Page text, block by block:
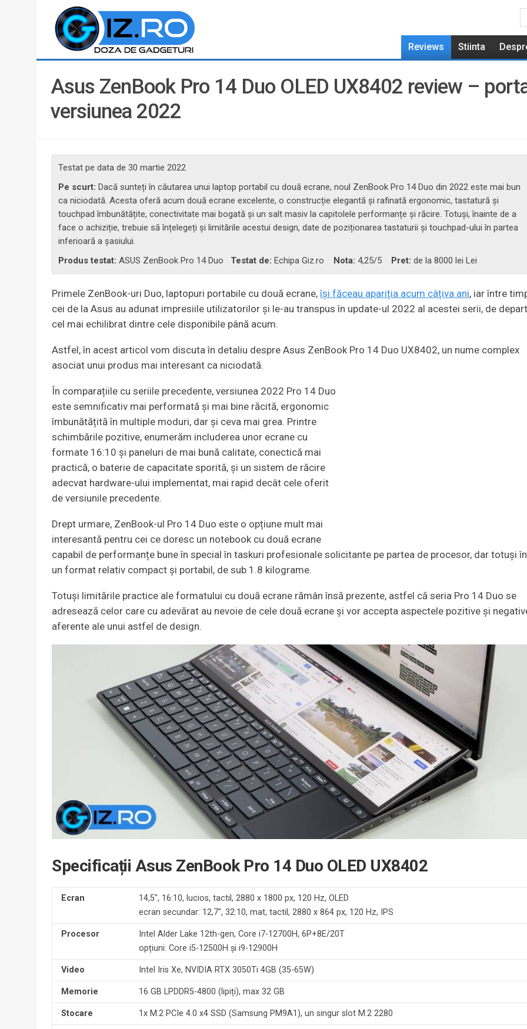
Reviews Stiinta
Asus ZenBook Pro 14 Duo OLED UX8402 review –
versiunea 2022
Testat pe data de30 martie 2022
Pe scurt:Dacă sunteți în căutarea unui laptop portabil cu două ecrane, noul ZenBook Pro 14 Duo din 2022 este mai bun
ca niciodată. Acesta oferă acum două ecrane excelente, o construcție elegantă și rafinată ergonomic, tastatură și
touchpad îmbunătățite, conectivitate mai bogată și un salt masiv la capitolele performanțe și răcire. Totuși, înainte de a
face o achiziție, trebuie să înțelegeți și limitările acestui design, date de poziționarea tastaturii și touchpad-ului în partea
inferioară a șasiului.
Produs testat:ASUS ZenBook Pro 14 Duo Testat de: Echipa Giz.ro Nota: 4,25/5 Pret: de la 8000 lei Lei
Primele ZenBook-uri Duo, laptopuri portabile cu două ecrane,își făceau apariția acum câțiva ani, iar între
cei de la Asus au adunat impresiile utilizatorilor și le-au transpus în update-ul 2022 al acestei serii, de
cel mai echilibrat dintre cele disponibile până acum.
Astfel, în acest articol vom discuta în detaliu despre Asus ZenBook Pro 14 Duo UX8402, un nume complex
asociat unui produs mai interesant ca niciodată.
În comparațiile cu seriile precedente, versiunea 2022 Pro 14 Duo
este semnificativ mai performată și mai bine răcită, ergonomic
îmbunătățită în multiple moduri, dar și ceva mai grea. Printre
schimbările pozitive, enumerăm includerea unor ecrane cu
formate 16:10 și paneluri de mai bună calitate, conectică mai
practică, o baterie de capacitate sporită, și un sistem de răcire
adecvat hardware-ului implementat, mai rapid decât cele oferit
de versiunile precedente.
Drept urmare, ZenBook-ul Pro 14 Duo este o opțiune mult mai
interesantă pentru cei ce doresc un notebook cu două ecrane
capabil de performanțe bune în special în taskuri profesionale solicitante pe partea de procesor, dar totuși
un format relativ compact și portabil, de sub 1.8 kilograme.
Totuși limitările practice ale formatului cu două ecrane rămân însă prezente, astfel că seria Pro 14 Duo se
adresează celor care cu adevărat au nevoie de cele două ecrane și vor accepta aspectele pozitive și
aferente ale unui astfel de design.
Specificații Asus ZenBook Pro 14 Duo OLED UX8402
Ecran
14,5″, 16:10, lucios, tactil, 2880 x 1800 px, 120 Hz, OLED
ecran secundar: 12,7″, 32:10, mat, tactil, 2880 x 864 px, 120 Hz, IPS
Procesor
Intel Alder Lake 12th-gen, Core i7-12700H, 6P+8E/20T
opțiuni: Core i5-12500H și i9-12900H
Video Intel Iris Xe, NVIDIA RTX 3050Ti 4GB (35-65W)
Memorie 16 GB LPDDR5-4800 (lipiți), max 32 GB
Stocare 1x M.2 PCIe 4.0 x4 SSD (Samsung PM9A1), un singur slot M.2 2280